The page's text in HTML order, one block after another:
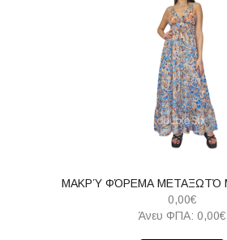
ΜΑΚΡΎ ΦΌΡΕΜΑ ΜΕΤΑΞΩΤΌ
0,00€
Άνευ ΦΠΑ: 0,00€